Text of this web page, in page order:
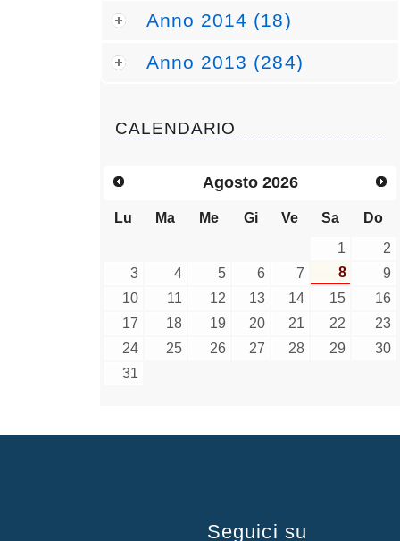
Anno 2014 (18)
Anno 2013 (284)
CALENDARIO
Agosto 2026
Lu Ma Me Gi Ve Sa Do
1
2
3
4 5 6 7 8
9
10
11 12 13 14 15
16
17
18 19 20 21 22
23
24
25 26 27 28 29
30
31
Seguici su